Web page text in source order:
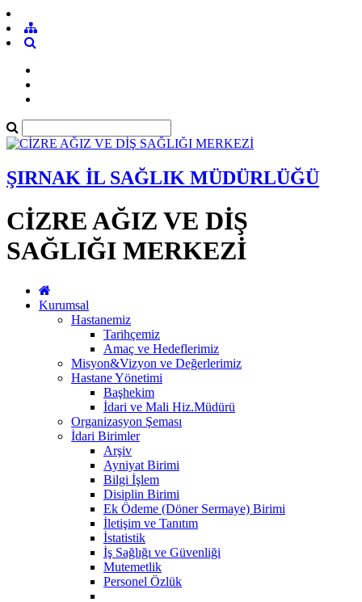
ŞIRNAK İL SAĞLIK MÜDÜRLÜĞÜ
CİZRE AĞIZ VE DİŞ
SAĞLIĞI MERKEZİ
Kurumsal
Hastanemiz
Tarihçemiz
Amaç ve Hedeflerimiz
Misyon&Vizyon ve Değerlerimiz
Hastane Yönetimi
Başhekim
İdari ve Mali Hiz.Müdürü
Organizasyon Şeması
İdari Birimler
Arşiv
Ayniyat Birimi
Bilgi İşlem
Disiplin Birimi
Ek Ödeme (Döner Sermaye) Birimi
İletişim ve Tanıtım
İstatistik
İş Sağlığı ve Güvenliği
Mutemetlik
Personel Özlük